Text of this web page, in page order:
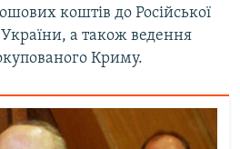
коштів до Російської
України, а також ведення
Криму.